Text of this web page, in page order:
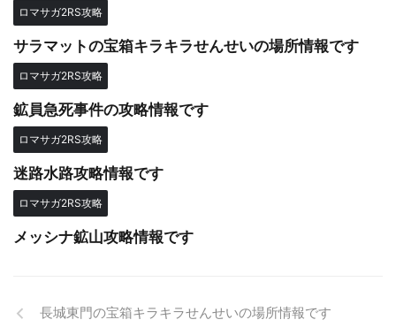
ロマサガ2RS攻略
サラマットの宝箱キラキラせんせいの場所情報です
ロマサガ2RS攻略
鉱員急死事件の攻略情報です
ロマサガ2RS攻略
迷路水路攻略情報です
ロマサガ2RS攻略
メッシナ鉱山攻略情報です
長城東門の宝箱キラキラせんせいの場所情報です